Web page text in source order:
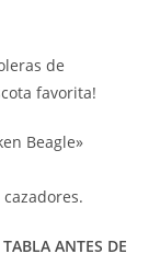
de
favorita!
Beagle»
ANTES DE